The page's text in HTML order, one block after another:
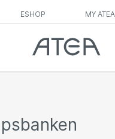
ESHOP MY ATEA